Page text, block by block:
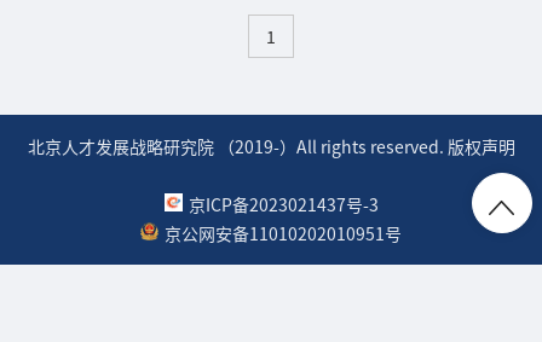
1
北京人才发展战略研究院 （2019-）All rights reserved. 版权声明
京ICP备2023021437号-3
京公网安备11010202010951号